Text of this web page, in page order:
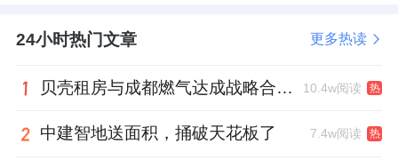
24小时热门文章 更多热读
贝壳租房与成都燃气达成战略合作 打通安全巡检“最后一米” 10.4w阅读 热
中建智地送面积，捅破天花板了 7.4w阅读 热